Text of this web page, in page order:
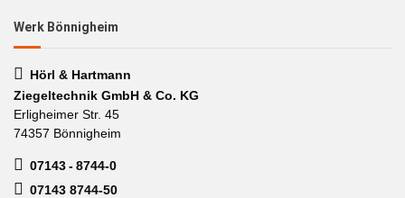
Werk Bönnigheim
Hörl & Hartmann
Ziegeltechnik GmbH & Co. KG
Erligheimer Str. 45
74357 Bönnigheim
07143 - 8744-0
07143 8744-50